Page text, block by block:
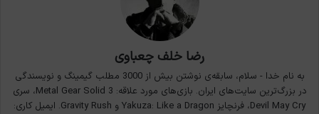
رضا خلف چعباوی
به نام خدا - سلام، سابقه‌ی نوشتن بیش از 3000 مطلب گیمینگ و نویسندگی
در بزرگ‌ترین سایت‌های ایران. بازی‌های مورد علاقه: Metal Gear Solid 3، سری
Devil May Cry، فرنچایز Yakuza: Like a Dragon و Gravity Rush. ایمیل کاری: